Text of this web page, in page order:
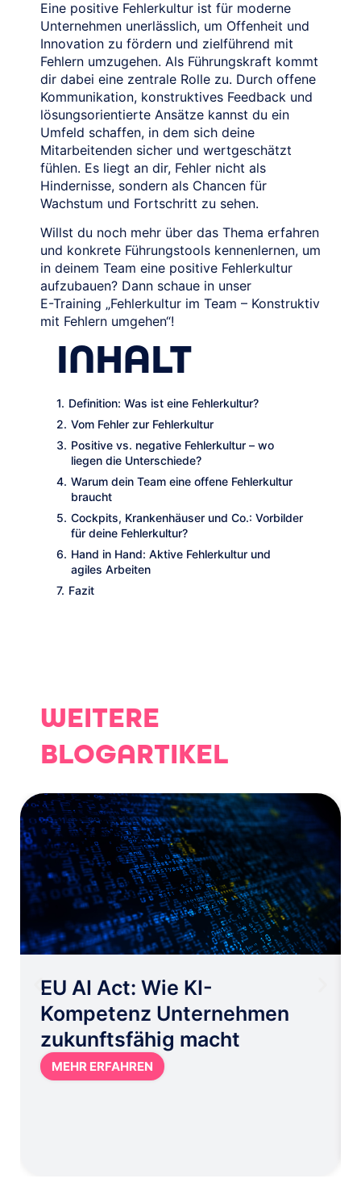
Eine positive Fehlerkultur ist für moderne
Unternehmen unerlässlich, um Offenheit und
Innovation zu fördern und zielführend mit
Fehlern umzugehen. Als Führungskraft kommt
dir dabei eine zentrale Rolle zu. Durch offene
Kommunikation, konstruktives Feedback und
lösungsorientierte Ansätze kannst du ein
Umfeld schaffen, in dem sich deine
Mitarbeitenden sicher und wertgeschätzt
fühlen. Es liegt an dir, Fehler nicht als
Hindernisse, sondern als Chancen für
Wachstum und Fortschritt zu sehen.
Willst du noch mehr über das Thema erfahren
und konkrete Führungstools kennenlernen, um
in deinem Team eine positive Fehlerkultur
aufzubauen? Dann schaue in unser
E⁠-⁠Training „Fehlerkultur im Team – Konstruktiv
mit Fehlern umgehen“!
INHALT
Definition: Was ist eine Fehlerkultur?
Vom Fehler zur Fehlerkultur
Positive vs. negative Fehlerkultur – wo
liegen die Unterschiede?
Warum dein Team eine offene Fehlerkultur
braucht
Cockpits, Krankenhäuser und Co.: Vorbilder
für deine Fehlerkultur?
Hand in Hand: Aktive Fehlerkultur und
agiles Arbeiten
Fazit
WEITERE
BLOGARTIKEL
EU AI Act: Wie KI-
Kompetenz Unternehmen
zukunftsfähig macht
MEHR ERFAHREN